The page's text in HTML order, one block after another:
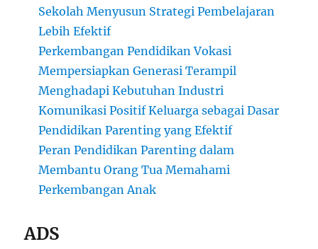
Sekolah Menyusun Strategi Pembelajaran
Lebih Efektif
Perkembangan Pendidikan Vokasi
Mempersiapkan Generasi Terampil
Menghadapi Kebutuhan Industri
Komunikasi Positif Keluarga sebagai Dasar
Pendidikan Parenting yang Efektif
Peran Pendidikan Parenting dalam
Membantu Orang Tua Memahami
Perkembangan Anak
ADS